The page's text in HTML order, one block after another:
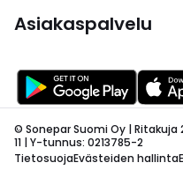
Asiakaspalvelu
© Sonepar Suomi Oy | Ritakuja
11 | Y-tunnus: 0213785-2
TietosuojaEvästeiden hallinta